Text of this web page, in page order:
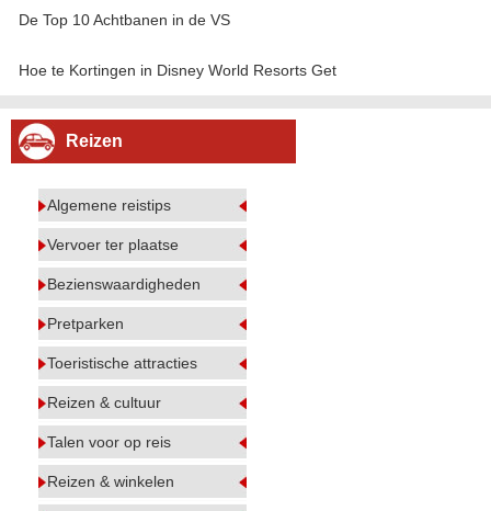
De Top 10 Achtbanen in de VS
Hoe te Kortingen in Disney World Resorts Get
Reizen
Algemene reistips
Vervoer ter plaatse
Bezienswaardigheden
Pretparken
Toeristische attracties
Reizen & cultuur
Talen voor op reis
Reizen & winkelen